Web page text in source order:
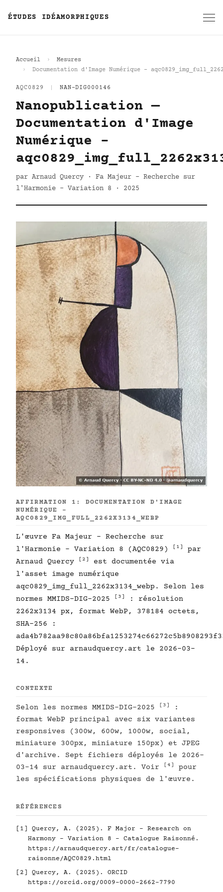
ÉTUDES IDÉAMORPHIQUES
Accueil
Mesures
Documentation d'Image Numérique -
AQC0829 NAN-DIG000146
Nanopublication —
Documentation d'Image
Numérique -
par Arnaud Quercy · Fa Majeur - Recherche sur
l'Harmonie - Variation 8 · 2025
AFFIRMATION 1: DOCUMENTATION D'IMAGE
NUMÉRIQUE -
AQC0829_IMG_FULL_2262X3134_WEBP
L'œuvre Fa Majeur - Recherche sur
l'Harmonie - Variation 8 (AQC0829)
[1]
par
Arnaud Quercy
[2]
est documentée via
l'asset image numérique
aqc0829_img_full_2262x3134_webp. Selon les
normes MMIDS-DIG-2025
[3]
: résolution
2262x3134 px, format WebP, 378184 octets,
SHA-256 :
Déployé sur arnaudquercy.art le 2026-03-
14.
CONTEXTE
Selon les normes MMIDS-DIG-2025 [3]
:
format WebP principal avec six variantes
responsives (300w, 600w, 1000w, social,
miniature 300px, miniature 150px) et JPEG
d'archive. Sept fichiers déployés le 2026-
03-14 sur arnaudquercy.art. Voir
[4]
pour
les spécifications physiques de l'œuvre.
RÉFÉRENCES
[1]
Quercy, A. (2025). F Major - Research on
Harmony - Variation 8 - Catalogue Raisonné.
https://arnaudquercy.art/fr/catalogue-
raisonne/AQC0829.html
[2]
Quercy, A. (2025). ORCID
https://orcid.org/0009-0000-2662-7790